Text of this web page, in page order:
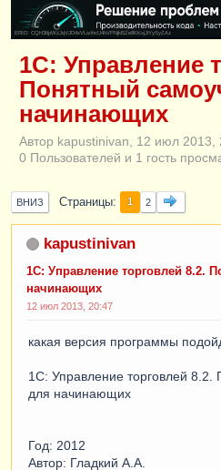
ERID: CQH36pWzJqVJD4xVLsnhcU4hVPNjkBZe8KKxjJiYySyZAz
1С: Управление
Понятный
начинающих
Автор kapustinivan, 12 июл 2013,
0 Пользователей и 1 гость
ВНИЗ Страницы 1 2
kapustinivan
1С: Управление торговлей 8.2.
начинающих
12 июл 2013, 20:47
какая версия программы
1С: Управление торговлей 8.2.
для начинающих
Год: 2012
Автор: Гладкий А.А.